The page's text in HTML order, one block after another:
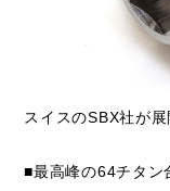
スイスのSBX社が
■最高峰の64チタン